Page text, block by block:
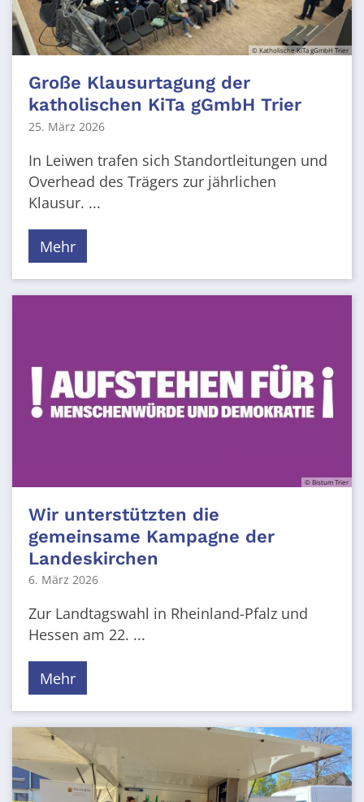
© Katholische KiTa gGmbH Trier
Große Klausurtagung der
katholischen KiTa gGmbH Trier
25. März 2026
In Leiwen trafen sich Standortleitungen und
Overhead des Trägers zur jährlichen
Klausur. ...
Mehr
© Bistum Trier
Wir unterstützten die
gemeinsame Kampagne der
Landeskirchen
6. März 2026
Zur Landtagswahl in Rheinland-Pfalz und
Hessen am 22. ...
Mehr